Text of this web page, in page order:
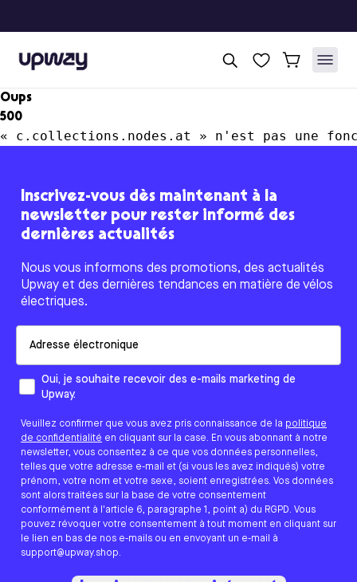
Upway
Oups
500
« c.collections.nodes.at » n'est pas une
Inscrivez-vous dès maintenant à la
newsletter pour rester informé des
dernières actualités
Nous vous informons des promotions, des actualités
Upway et des dernières tendances en matière de vélos
électriques.
Comment aimeriez-vous que nous vous contactions ?
Oui, je souhaite recevoir des e-mails marketing de
Upway.
Veuillez confirmer que vous avez pris connaissance de la politique
de confidentialité en cliquant sur la case. En vous abonnant à notre
newsletter, vous consentez à ce que vos données personnelles,
telles que votre adresse e-mail et (si vous les avez indiqués) votre
prénom, votre nom et votre sexe, soient enregistrées. Vos données
sont alors traitées sur la base de votre consentement
conformément à l'article 6, paragraphe 1, point a) du RGPD. Vous
pouvez révoquer votre consentement à tout moment en cliquant sur
le lien en bas de nos e-mails ou en envoyant un e-mail à
support@upway.shop.